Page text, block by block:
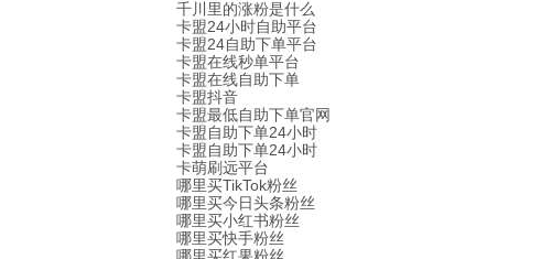
千川里的涨粉是什么
卡盟24小时自助平台
卡盟24自助下单平台
卡盟在线秒单平台
卡盟在线自助下单
卡盟抖音
卡盟最低自助下单官网
卡盟自助下单24小时
卡盟自助下单24小时
卡萌刷远平台
哪里买TikTok粉丝
哪里买今日头条粉丝
哪里买小红书粉丝
哪里买快手粉丝